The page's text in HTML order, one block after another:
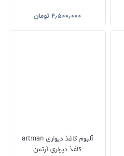
۴٫۵۰۰٫۰۰۰ تومان
آلبوم کاغذ دیواری artman
کاغذ دیواری آرتمن